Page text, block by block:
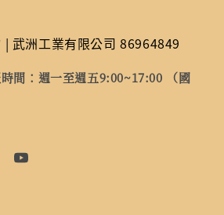
| 武洲工業有限公司 86964849
間：週一至週五9:00~17:00 （國